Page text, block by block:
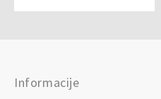
Informacije